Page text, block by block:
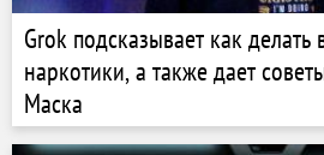
Grok подсказывает как делать
наркотики, а также дает
Маска